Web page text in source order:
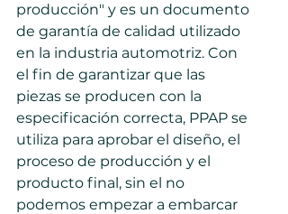
producción" y es un documento
de garantía de calidad utilizado
en la industria automotriz. Con
el fin de garantizar que las
piezas se producen con la
especificación correcta, PPAP se
utiliza para aprobar el diseño, el
proceso de producción y el
producto final, sin el no
podemos empezar a embarcar